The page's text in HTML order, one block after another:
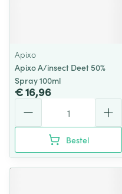
Apixo
Apixo A/insect Deet 50%
Spray 100ml
€ 16,96
Bestel